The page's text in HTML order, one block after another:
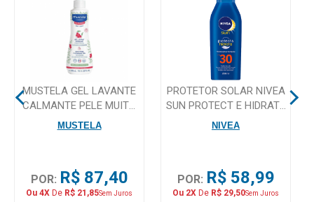
Medicamentos
Cuidado
MUSTELA GEL LAVANTE
CALMANTE PELE MUITO
SENSIVEL 300ML
MUSTELA
POR: R$ 87,40
Ou 4X De R$ 21,85Sem Juros
PROTETOR SOLAR NIVEA
SUN PROTECT E HIDRATA
FPS 30 200ML
NIVEA
POR: R$ 58,99
Ou 2X De R$ 29,50Sem Juros